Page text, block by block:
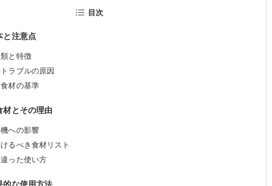
目次
と注意点
と特徴
ラブルの原因
材の基準
材とその理由
への影響
るべき食材リスト
った使い方
的な使用方法